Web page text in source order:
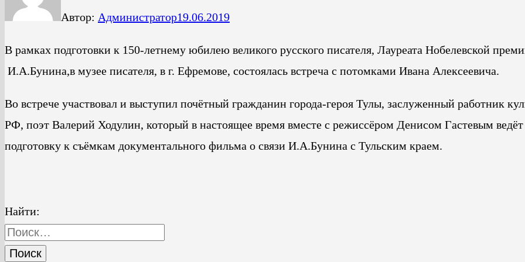
Автор: Администратор19.06.2019
В рамках подготовки к 150-летнему юбилею великого русского писателя, Лауреата Нобелевской
И.А.Бунина,в музее писателя, в г. Ефремове, состоялась встреча с потомками Ивана Алексеевича.
Во встрече участвовал и выступил почётный гражданин города-героя Тулы, заслуженный работник
РФ, поэт Валерий Ходулин, который в настоящее время вместе с режиссёром Денисом Гастевым ведёт
подготовку к съёмкам документального фильма о связи И.А.Бунина с Тульским краем.
Найти: